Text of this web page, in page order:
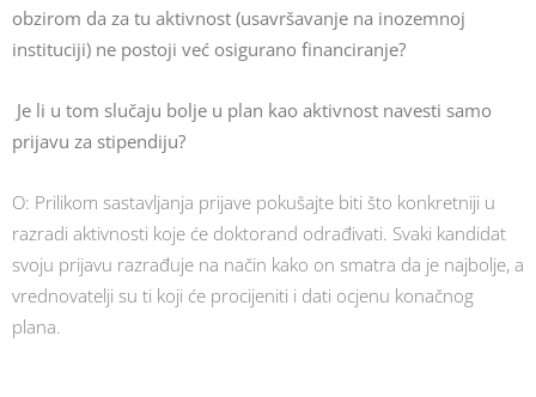
obzirom da za tu aktivnost (usavršavanje na inozemnoj
instituciji) ne postoji već osigurano financiranje?
Je li u tom slučaju bolje u plan kao aktivnost navesti samo
prijavu za stipendiju?
O: Prilikom sastavljanja prijave pokušajte biti što konkretniji u
razradi aktivnosti koje će doktorand odrađivati. Svaki kandidat
svoju prijavu razrađuje na način kako on smatra da je najbolje, a
vrednovatelji su ti koji će procijeniti i dati ocjenu konačnog
plana.